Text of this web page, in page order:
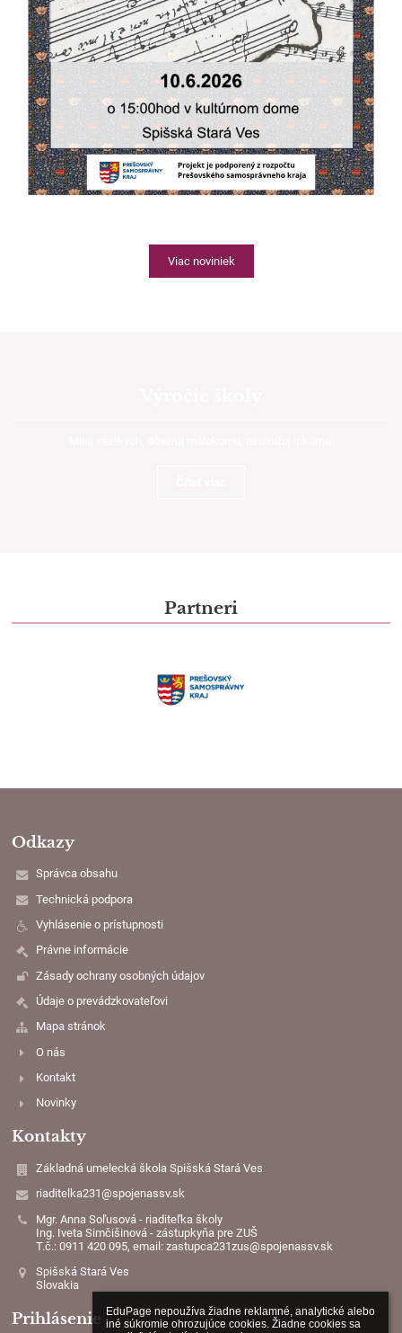
EduPage nepoužíva žiadne reklamné, analytické alebo
iné súkromie ohrozujúce cookies. Žiadne cookies sa
Viac noviniek
Partneri
Odkazy
Správca obsahu
Technická podpora
Vyhlásenie o prístupnosti
Právne informácie
Zásady ochrany osobných údajov
Údaje o prevádzkovateľovi
Mapa stránok
O nás
Kontakt
Novinky
Kontakty
Základná umelecká škola Spišská Stará Ves
riaditelka231@spojenassv.sk
Mgr. Anna Soľusová - riaditeľka školy
Ing. Iveta Simčišinová - zástupkyňa pre ZUŠ
T.č.: 0911 420 095, email: zastupca231zus@spojenassv.sk
Spišská Stará Ves
Slovakia
Prihlásenie